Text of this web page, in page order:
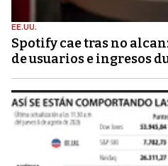
EE.UU.
Spotify cae tras no
de usuarios e ingresos